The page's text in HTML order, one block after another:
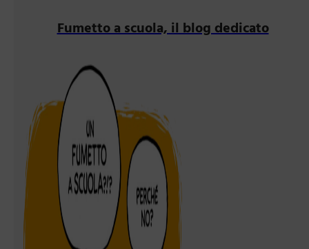
Fumetto a scuola, il blog dedicato